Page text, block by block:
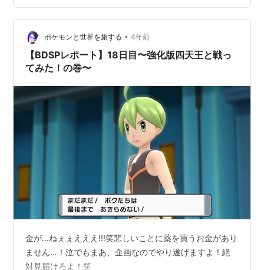
になったぞ！！ ③.ストーリーを進めます 最近は地下に
潜っていたので、お忘れでしょうが、ただいま『ハクタ
イシティ』に来ております。 写真中央上のギンガ団のビ
ルへ殴り込みに行こうと思いま…
ポケモンと世界を旅する • 4年前
【BDSPレポート】18日目〜強化版四天王と戦っ
てみた！の巻〜
金が…ねぇぇえええ!!!笑悲しいことに薬を買うお金があり
ません…！泣でもまあ、企画なのでやり遂げますよ！絶
対見届けろよ！笑